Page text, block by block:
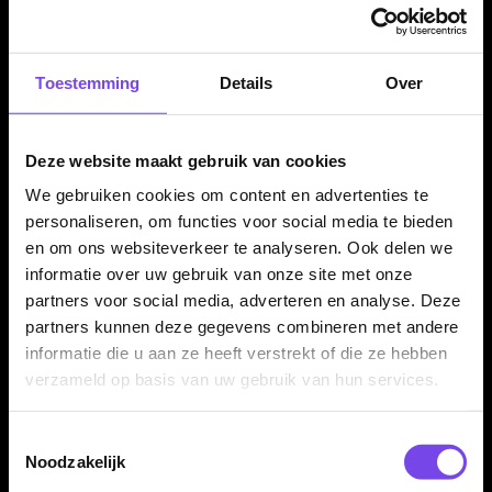
Toestemming Details Over
Deze website maakt gebruik van cookies
We gebruiken cookies om content en advertenties te
personaliseren, om functies voor social media te bieden
en om ons websiteverkeer te analyseren. Ook delen we
informatie over uw gebruik van onze site met onze
partners voor social media, adverteren en analyse. Deze
partners kunnen deze gegevens combineren met andere
informatie die u aan ze heeft verstrekt of die ze hebben
verzameld op basis van uw gebruik van hun services.
Noodzakelijk
Winmau Prism Delta Callisto flights per set van 3
stuks
set van drie stuks. Daarmee heb je direct genoeg flights voor
één complete set dartpijlen. Handig als vervanging, reserve of
als strakke Winmau afwerking voor je dartsetup.
Kenmerken van de Winmau Prism Delta Callisto Flights
✓ Originele Winmau Prism Delta dart flights
✓ Callisto design
✓ Ontworpen voor een stabiele en gecontroleerde vlucht